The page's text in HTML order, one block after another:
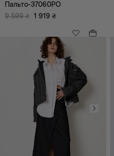
Верхній одяг
Комбінезони
Майки, топи
Спідниці
Сукні, сарафани
Блузи, туніки, сорочки
Брюки
Светри, гольфи,
кардігани, худі
Пальто-37060PO
9 599 ₴ 1 919 ₴